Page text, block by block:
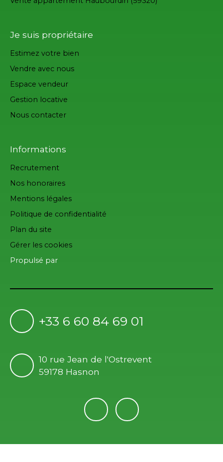
Je suis propriétaire
Estimez votre bien
Vendre avec nous
Espace vendeur
Gestion locative
Nous contacter
Informations
Recrutement
Nos honoraires
Mentions légales
Politique de confidentialité
Plan du site
Gérer les cookies
Propulsé par
+33 6 60 84 69 01
10 rue Jean de l'Ostrevent
59178 Hasnon